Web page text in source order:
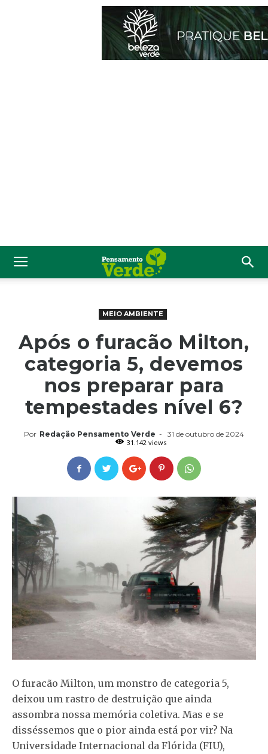
MEIO AMBIENTE
Após o furacão Milton,
categoria 5, devemos
nos preparar para
tempestades nível 6?
Por Redação Pensamento Verde -
31 de outubro de 2024
31.142 views
O furacão Milton, um monstro de categoria 5,
deixou um rastro de destruição que ainda
assombra nossa memória coletiva. Mas e se
disséssemos que o pior ainda está por vir? Na
Universidade Internacional da Flórida (FIU),